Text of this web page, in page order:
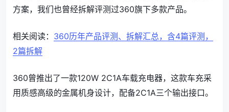
方案，我们也曾经拆解评测过360旗下多款产品。
相关阅读： 360历年产品评测、拆解汇总，含4篇评测，
2篇拆解
360曾推出了一款120W 2C1A车载充电器，这款车充采
用质感高级的金属机身设计，配备2C1A三个输出接口。